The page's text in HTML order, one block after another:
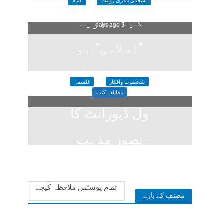
کا خوف
5 days ago
کیا نظریہ
”اسلامی“ ہو
سکتا ہے؟
شخصیات وافکار
فلسفہ
مطالعہ کتب
ول ڈیورانٹ کا
تصورِ مذہب
مصنف کے بارے
تمام پوسٹس ملاحظہ کیجے